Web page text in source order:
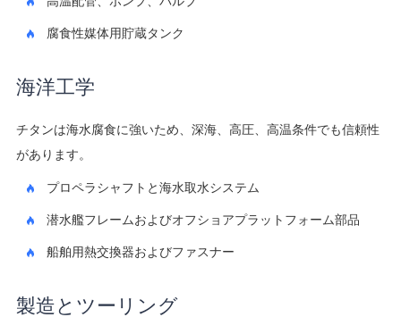
腐食性媒体用貯蔵タンク
海洋工学
チタンは海水腐食に強いため、深海、高圧、高温条件でも信頼性
があります。
プロペラシャフトと海水取水システム
潜水艦フレームおよびオフショアプラットフォーム部品
船舶用熱交換器およびファスナー
製造とツーリング